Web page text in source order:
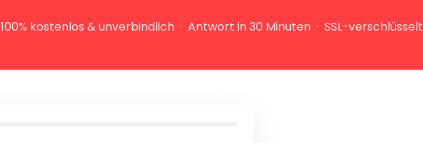
100% kostenlos & unverbindlich · Antwort in 30 Minuten · SSL-verschlüsselt